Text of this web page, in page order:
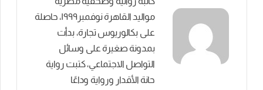
مواليد القاهرة نوفمبر١٩٩٩، حاصلة
على بكالوريوس تجارة، بدأت
بمدونة صغيرة على وسائل
التواصل الاجتماعي، كتبت رواية
حانة الأقدار ورواية وداعًا